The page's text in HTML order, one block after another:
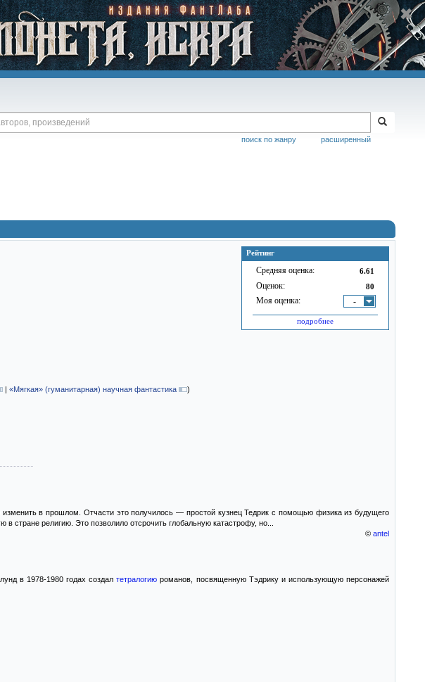
расширенный
поиск по жанру
Рейтинг
Средняя оценка: 6.61
Оценок: 80
Моя оценка: -
подробнее
| «Мягкая» (гуманитарная) научная фантастика
)
изменить в прошлом. Отчасти это получилось — простой кузнец Тедрик с помощью физика из будущего
стране религию. Это позволило отсрочить глобальную катастрофу, но...
© antel
в 1978-1980 годах создалтетралогию романов, посвященную Тэдрику и использующую персонажей